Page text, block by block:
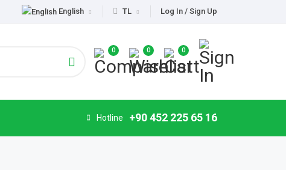
English TL Log In / Sign Up
0 0 0
Hotline +90 452 225 65 16